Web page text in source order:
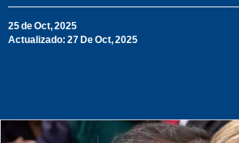
25 de Oct, 2025
Actualizado: 27 De Oct, 2025